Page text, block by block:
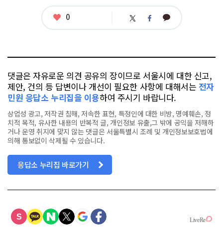
좋
0 트 페 카
댓글은 자유로운 의견 공유의 장이므로 서울시에 대한 신고,
제안, 건의 등 답변이나 개선이 필요한 사항에 대해서는 전자
민원 응답소 누리집을 이용하여 주시기 바랍니다.
상업성 광고, 저작권 침해, 저속한 표현, 특정인에 대한 비방, 명예훼손, 정
치적 목적, 유사한 내용의 반복적 글, 개인정보 유출,그 밖에 공익을 저해하
거나 운영 취지에 맞지 않는 댓글은 서울특별시 조례 및 개인정보보호법에
의해 통보없이 삭제될 수 있습니다.
응답소 누리집 바로가기